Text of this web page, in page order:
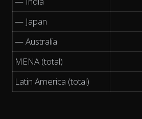
— Japan
— Australia
MENA (total)
Latin America (total)